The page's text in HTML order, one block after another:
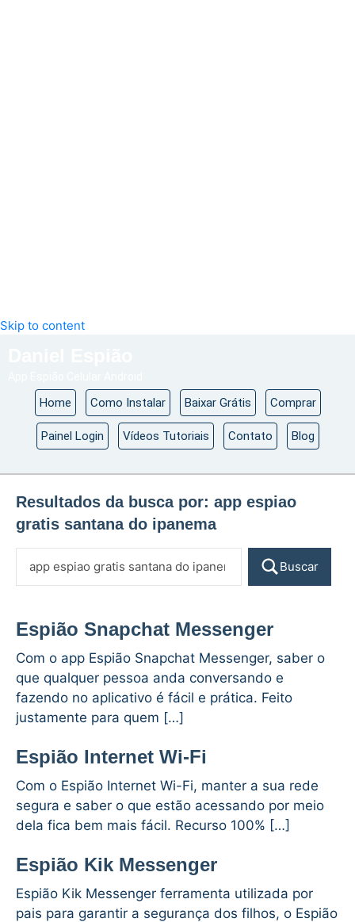
Skip to content
Home Como Instalar Baixar Grátis Comprar
Painel Login Vídeos Tutoriais Contato Blog
Resultados da busca por: app espiao
gratis santana do ipanema
Buscar
Espião Snapchat Messenger
Com o app Espião Snapchat Messenger, saber o
que qualquer pessoa anda conversando e
fazendo no aplicativo é fácil e prática. Feito
justamente para quem […]
Espião Internet Wi-Fi
Com o Espião Internet Wi-Fi, manter a sua rede
segura e saber o que estão acessando por meio
dela fica bem mais fácil. Recurso 100% […]
Espião Kik Messenger
Espião Kik Messenger ferramenta utilizada por
pais para garantir a segurança dos filhos, o Espião